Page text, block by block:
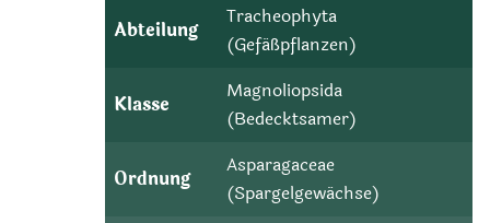
Abteilung
Tracheophyta
(Gefäßpflanzen)
Klasse
Magnoliopsida
(Bedecktsamer)
Ordnung
Asparagaceae
(Spargelgewächse)